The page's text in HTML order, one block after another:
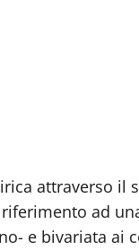
attraverso il
ad
e bivariata